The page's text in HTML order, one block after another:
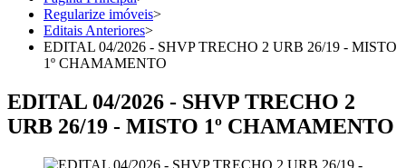
Regularize imóveis>
Editais Anteriores>
EDITAL 04/2026 - SHVP TRECHO 2 URB 26/19 - MISTO
1º CHAMAMENTO
EDITAL 04/2026 - SHVP TRECHO 2
URB 26/19 - MISTO 1º CHAMAMENTO